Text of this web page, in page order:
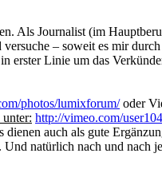
Als Journalist (im
– soweit es mir
erster Linie um das
photos/lumixforum/oder
http://vimeo.com/
auch als gute
natürlich nach und nach